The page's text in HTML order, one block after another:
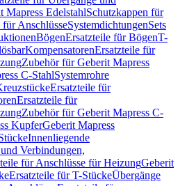
Mapress EdelstahlSchutzkappen für
AnschlüsseSystemdichtungenSets
BögenErsatzteile für BögenT-
KompensatorenErsatzteile für
Zubehör für Geberit Mapress
C-StahlSystemrohre
Ersatzteile für
Ersatzteile für
Zubehör für Geberit Mapress C-
KupferGeberit Mapress
Innenliegende
Verbindungen,
für Anschlüsse für HeizungGeberit
Ersatzteile für T-StückeÜbergänge